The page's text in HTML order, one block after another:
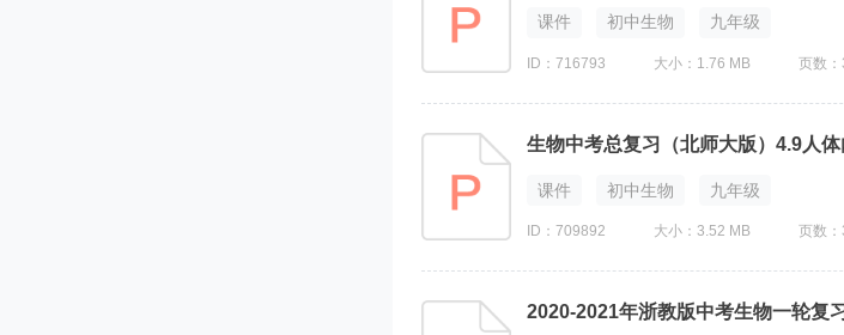
课件 初中生物 九年级
ID：716793 大小：1.76 MB 页数
生物中考总复习（北师大版）4.9人
课件 初中生物 九年级
ID：709892 大小：3.52 MB 页数
2020-2021年浙教版中考生物一轮复